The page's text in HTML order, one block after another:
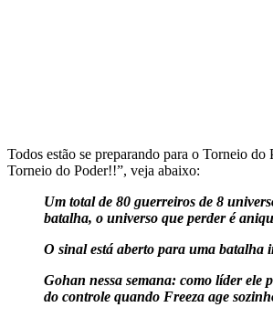
Todos estão se preparando para o Torneio do
Torneio do Poder!!”, veja abaixo:
Um total de 80 guerreiros de 8
batalha, o universo que perder é
O sinal está aberto para uma batalha
Gohan nessa semana: como líder ele
do controle quando Freeza age